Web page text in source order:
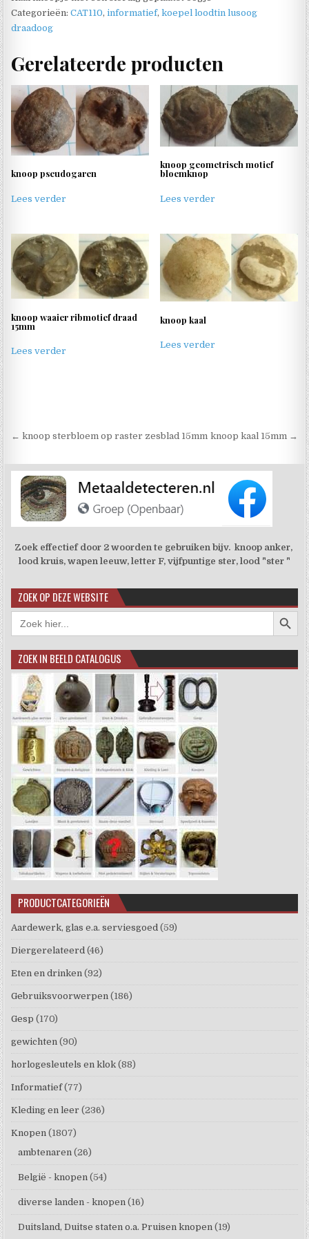
Categorieën:CAT110,informatief,koepel loodtin lusoog
draadoog
Gerelateerde producten
knoop pseudogaren
Lees verder
knoop geometrisch motief
bloemknop
Lees verder
knoop waaier ribmotief draad
15mm
Lees verder
knoop kaal
Lees verder
Berichtnavigatie
← knoop sterbloem op raster zesblad 15mm knoop kaal 15mm →
Zoek effectief door 2 woorden te gebruiken bijv. knoop anker,
lood kruis, wapen leeuw, letter F, vijfpuntige ster, lood "ster "
ZOEK OP DEZE WEBSITE
Zoek
naar:
ZOEK IN BEELD CATALOGUS
PRODUCTCATEGORIEËN
Aardewerk, glas e.a. serviesgoed (59)
Diergerelateerd (46)
Eten en drinken (92)
Gebruiksvoorwerpen (186)
Gesp (170)
gewichten (90)
horlogesleutels en klok (88)
Informatief (77)
Kleding en leer (236)
Knopen (1807)
ambtenaren (26)
België - knopen (54)
diverse landen - knopen (16)
Duitsland, Duitse staten o.a. Pruisen knopen (19)